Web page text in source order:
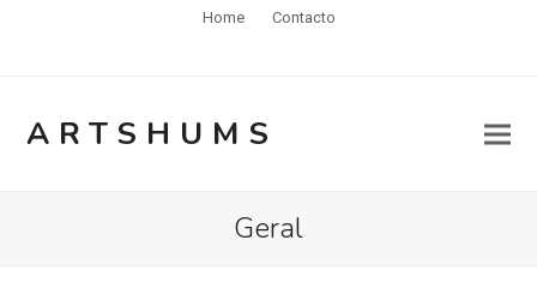
Home Contacto
ARTSHUMS
Geral